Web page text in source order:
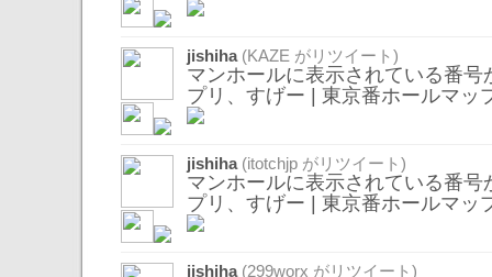
jishiha(KAZE がリツイート)
マンホールに表示されている番
プリ、すげー | 東京番ホールマッ
jishiha(itotchjp がリツイート)
マンホールに表示されている番
プリ、すげー | 東京番ホールマッ
jishiha(299worx がリツイート)